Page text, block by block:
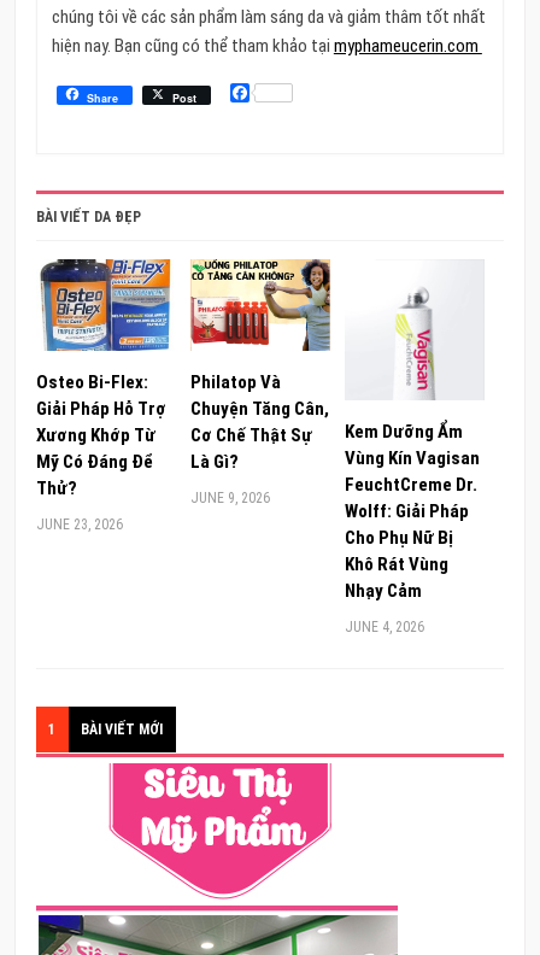
chúng tôi về các sản phẩm làm sáng da và giảm thâm tốt nhất
hiện nay. Bạn cũng có thể tham khảo tại myphameucerin.com
Share Post Facebook
BÀI VIẾT DA ĐẸP
Osteo Bi-Flex:
Giải Pháp Hỗ Trợ
Xương Khớp Từ
Mỹ Có Đáng Để
Thử?
JUNE 23, 2026
Philatop Và
Chuyện Tăng Cân,
Cơ Chế Thật Sự
Là Gì?
JUNE 9, 2026
Kem Dưỡng Ẩm
Vùng Kín Vagisan
FeuchtCreme Dr.
Wolff: Giải Pháp
Cho Phụ Nữ Bị
Khô Rát Vùng
Nhạy Cảm
JUNE 4, 2026
1 BÀI VIẾT MỚI